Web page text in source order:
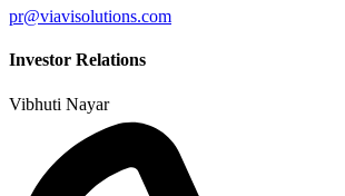
pr@viavisolutions.com
Investor Relations
Vibhuti Nayar